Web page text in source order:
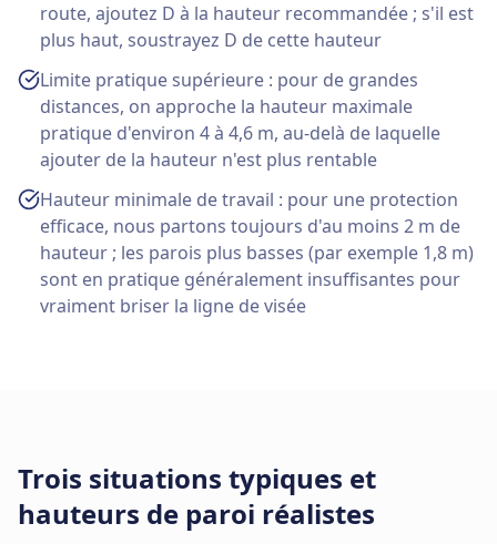
route, ajoutez D à la hauteur recommandée ; s'il est
plus haut, soustrayez D de cette hauteur
Limite pratique supérieure : pour de grandes
distances, on approche la hauteur maximale
pratique d'environ 4 à 4,6 m, au-delà de laquelle
ajouter de la hauteur n'est plus rentable
Hauteur minimale de travail : pour une protection
efficace, nous partons toujours d'au moins 2 m de
hauteur ; les parois plus basses (par exemple 1,8 m)
sont en pratique généralement insuffisantes pour
vraiment briser la ligne de visée
Trois situations typiques et
hauteurs de paroi réalistes